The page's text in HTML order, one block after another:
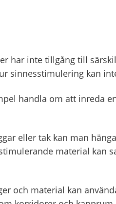
har inte tillgång till
sinnesstimulering kan
handla om att inreda
eller tak kan man
material kan
och material kan